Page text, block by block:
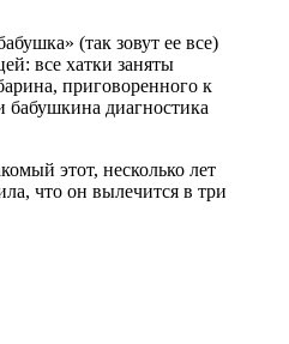
(так зовут ее все)
все хатки заняты
приговоренного к
бабушкина диагностика
этот, несколько лет
что он вылечится в три